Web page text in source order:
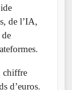
de l’IA,
chiffre
d’euros.